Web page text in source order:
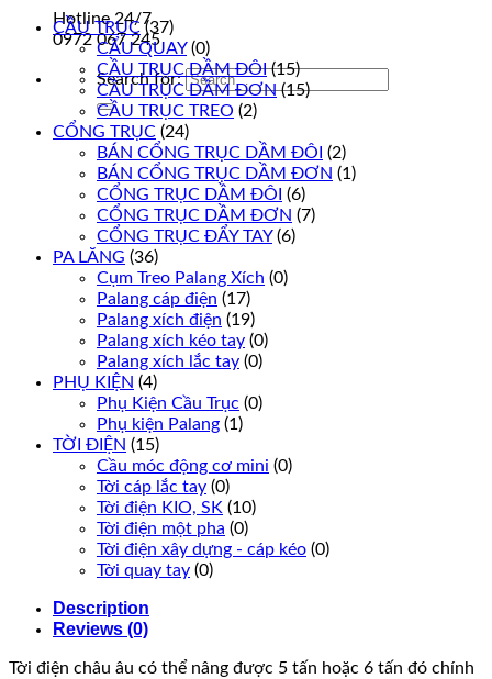
Hotline 24/7
0972 067 245
Search for:
CẦU TRỤC (37)
CẨU QUAY (0)
CẦU TRỤC DẦM ĐÔI (15)
CẦU TRỤC DẦM ĐƠN (15)
CẦU TRỤC TREO (2)
CỔNG TRỤC (24)
BÁN CỔNG TRỤC DẦM ĐÔI (2)
BÁN CỔNG TRỤC DẦM ĐƠN (1)
CỔNG TRỤC DẦM ĐÔI (6)
CỔNG TRỤC DẦM ĐƠN (7)
CỔNG TRỤC ĐẨY TAY (6)
PA LĂNG (36)
Cụm Treo Palang Xích (0)
Palang cáp điện (17)
Palang xích điện (19)
Palang xích kéo tay (0)
Palang xích lắc tay (0)
PHỤ KIỆN (4)
Phụ Kiện Cầu Trục (0)
Phụ kiện Palang (1)
TỜI ĐIỆN (15)
Cầu móc động cơ mini (0)
Tời cáp lắc tay (0)
Tời điện KIO, SK (10)
Tời điện một pha (0)
Tời điện xây dựng - cáp kéo (0)
Tời quay tay (0)
Description
Reviews (0)
Tời điện châu âu có thể nâng được 5 tấn hoặc 6 tấn đó chính